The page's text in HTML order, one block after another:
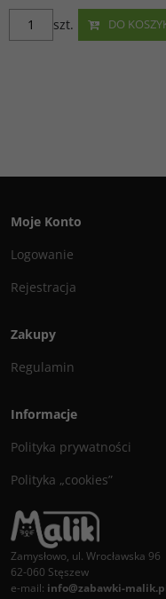
DO
szt.
Moje Konto
Logowanie
Rejestracja
Zakupy
Regulamin
Informacje
Polityka prywatności
Polityka „cookies”
Zamysłowo, ul. Wrocławska 96
62-060 Stęszew
e-mail: info@zabawki-